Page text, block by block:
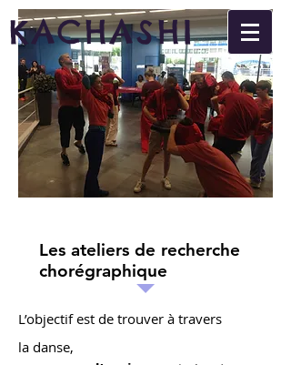
KACHASHI
Les ateliers de recherche
chorégraphique
L’objectif est de trouver à travers
la danse,